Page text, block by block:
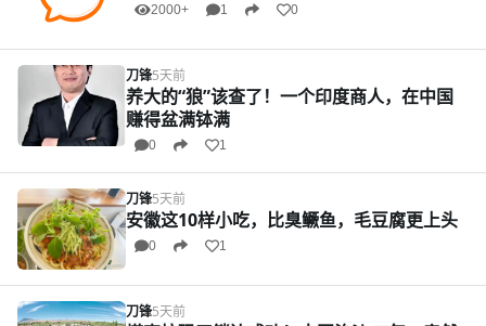
2000+ 1 0
刀锋5天前
养大的“狼”该查了！一个印度商人，在中国
赚得盆满钵满
0 1
刀锋5天前
安徽这10样小吃，比臭鳜鱼，毛豆腐更上头
0 1
刀锋5天前